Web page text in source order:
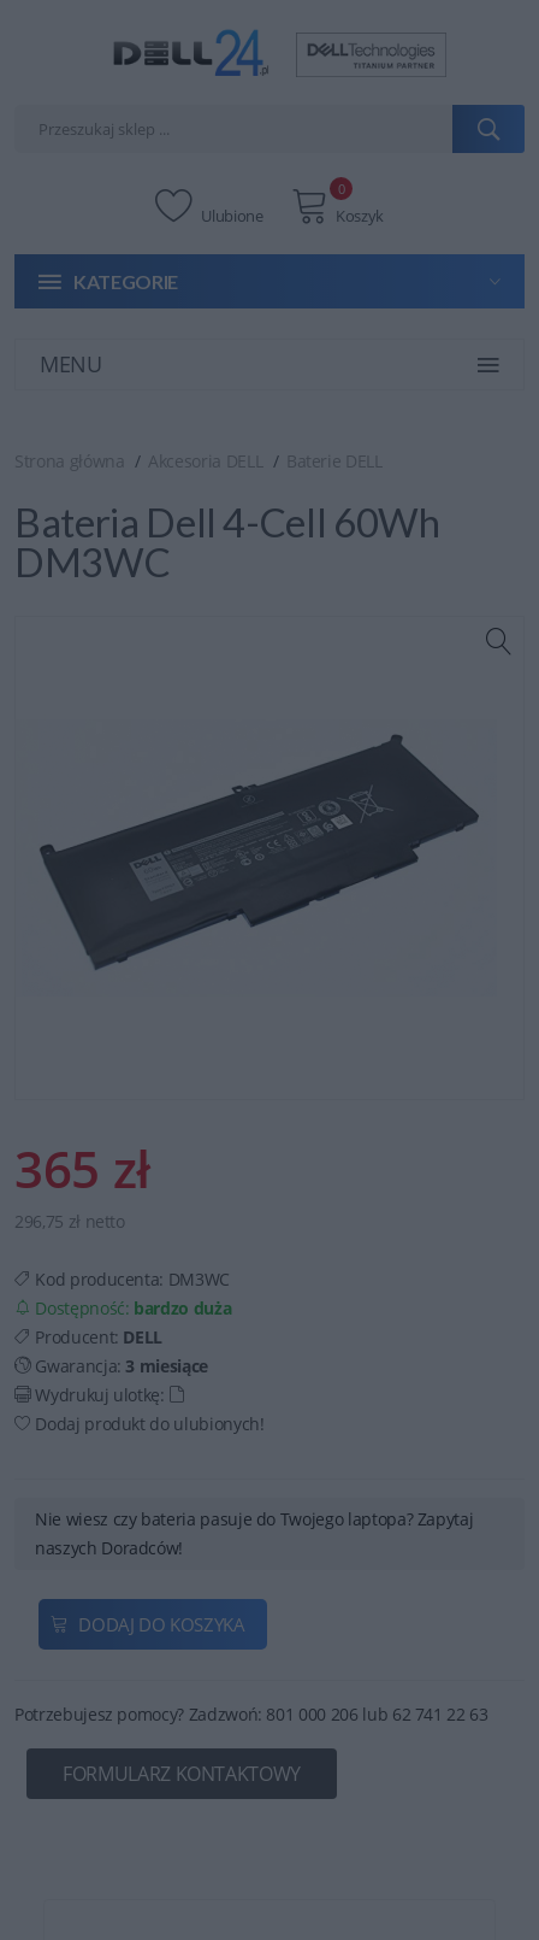
Ulubione Koszyk
0
KATEGORIE
MENU
Strona główna Akcesoria DELL Baterie DELL
Bateria Dell 4-Cell 60Wh
DM3WC
365 zł
296,75 zł netto
Kod producenta: DM3WC
Dostępność: bardzo duża
Producent: DELL
Gwarancja:3 miesiące
Wydrukuj ulotkę:
Dodaj produkt do ulubionych!
Nie wiesz czy bateria pasuje do Twojego laptopa? Zapytaj
naszych Doradców!
DODAJ DO KOSZYKA
Potrzebujesz pomocy? Zadzwoń: 801 000 206 lub 62 741 22 63
FORMULARZ KONTAKTOWY